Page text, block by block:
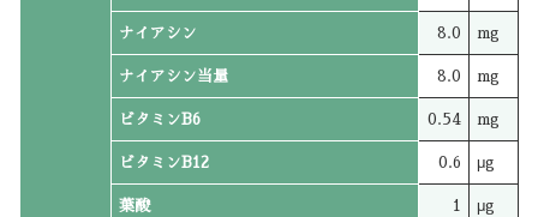
ナイアシン 8.0 mg
ナイアシン当量 8.0 mg
ビタミンB6 0.54 mg
ビタミンB12 0.6 μg
葉酸 1 μg